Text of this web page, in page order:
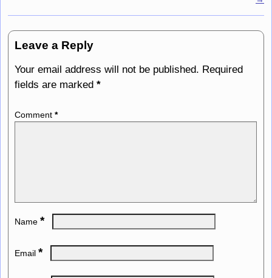
Leave a Reply
Your email address will not be published. Required
fields are marked *
Comment *
Name *
Email *